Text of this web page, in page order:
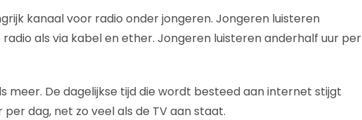
kanaal voor radio onder jongeren. Jongeren luisteren
als via kabel en ether. Jongeren luisteren anderhalf uur per
meer. De dagelijkse tijd die wordt besteed aan internet stijgt
dag, net zo veel als de TV aan staat.